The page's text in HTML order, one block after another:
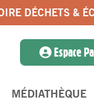
DÉCHETS &
Espace
MÉDIATHÈQUE